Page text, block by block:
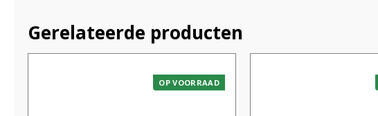
Gerelateerde producten
OP VOORRAAD